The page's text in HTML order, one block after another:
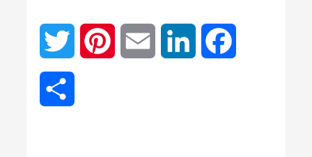
Twitter Pinterest Email LinkedIn